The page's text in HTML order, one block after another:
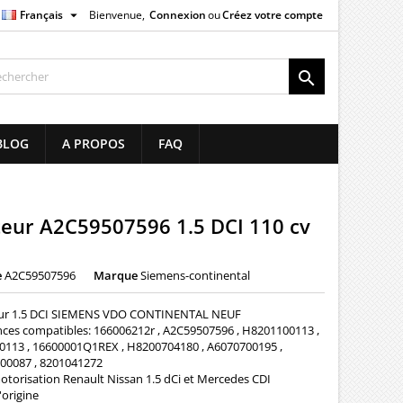
Bienvenue, ConnexionouCréez votre compte
Français 

A PROPOS FAQ
A2C59507596 1.5 DCI 110 cv
A2C59507596 MarqueSiemens-continental
1.5 DCI SIEMENS VDO CONTINENTAL NEUF
compatibles: 166006212r , A2C59507596 , H8201100113 ,
, 16600001Q1REX , H8200704180 , A6070700195 ,
, 8201041272
Renault Nissan 1.5 dCi et Mercedes CDI
×
list
×
×